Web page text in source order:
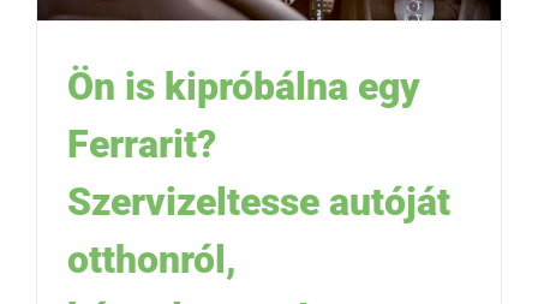
Ön is kipróbálna egy
Ferrarit?
Szervizeltesse autóját
otthonról,